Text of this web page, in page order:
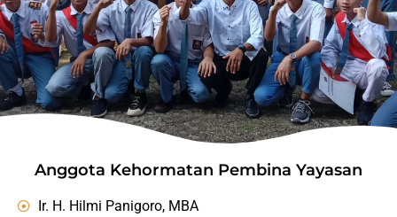
Anggota Kehormatan Pembina Yayasan
Ir. H. Hilmi Panigoro, MBA